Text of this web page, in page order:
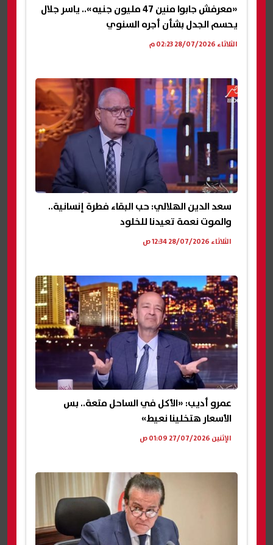
«معرفش جابوا منين 47 مليون جنيه».. ياسر جلال
يحسم الجدل بشأن أجره السنوي
الثلاثاء 28/07/2026 02:23 م
سعد الدين الهلالي: حب البقاء فطرة إنسانية..
والموت نعمة تعيدنا للخلود
الثلاثاء 28/07/2026 12:34 ص
عمرو أديب: «الأكل في الساحل متعة.. بس
الأسعار هتخلينا نعيط»
الإثنين 27/07/2026 01:09 ص